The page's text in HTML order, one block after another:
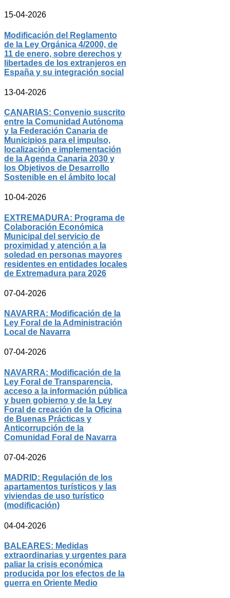
15-04-2026
Modificación del Reglamento
de la Ley Orgánica 4/2000, de
11 de enero, sobre derechos y
libertades de los extranjeros en
España y su integración social
13-04-2026
CANARIAS: Convenio suscrito
entre la Comunidad Autónoma
y la Federación Canaria de
Municipios para el impulso,
localización e implementación
de la Agenda Canaria 2030 y
los Objetivos de Desarrollo
Sostenible en el ámbito local
10-04-2026
EXTREMADURA: Programa de
Colaboración Económica
Municipal del servicio de
proximidad y atención a la
soledad en personas mayores
residentes en entidades locales
de Extremadura para 2026
07-04-2026
NAVARRA: Modificación de la
Ley Foral de la Administración
Local de Navarra
07-04-2026
NAVARRA: Modificación de la
Ley Foral de Transparencia,
acceso a la información pública
y buen gobierno y de la Ley
Foral de creación de la Oficina
de Buenas Prácticas y
Anticorrupción de la
Comunidad Foral de Navarra
07-04-2026
MADRID: Regulación de los
apartamentos turísticos y las
viviendas de uso turístico
(modificación)
04-04-2026
BALEARES: Medidas
extraordinarias y urgentes para
paliar la crisis económica
producida por los efectos de la
guerra en Oriente Medio